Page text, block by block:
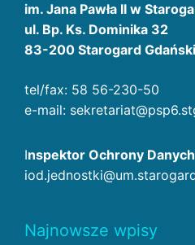
im. Jana Pawła II w
ul. Bp. Ks. Dominika 32
83-200 Starogard Gdański
tel/fax: 58 56-230-50
e-mail:
Inspektor Ochrony
Najnowsze wpisy